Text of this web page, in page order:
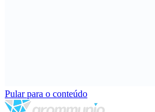
Pular para o conteúdo